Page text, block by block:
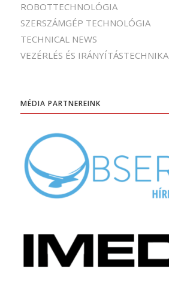
ROBOTTECHNOLÓGIA
SZERSZÁMGÉP TECHNOLÓGIA
TECHNICAL NEWS
VEZÉRLÉS ÉS IRÁNYÍTÁSTECHNIKA
MÉDIA PARTNEREINK